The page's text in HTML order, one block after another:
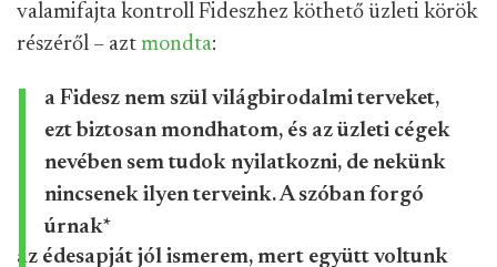
valamifajta kontroll Fideszhez köthető üzleti körök
részéről – azt mondta:
a Fidesz nem szül világbirodalmi terveket,
ezt biztosan mondhatom, és az üzleti cégek
nevében sem tudok nyilatkozni, de nekünk
nincsenek ilyen terveink. A szóban forgó
úrnak*
az édesapját jól ismerem, mert együtt voltunk